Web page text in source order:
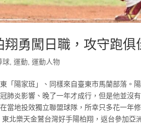
勇闖日職，攻守跑
球 ,運動 ,運動人物
「陽家班」、同樣來自臺東市馬蘭部落。
肺炎影響、晚了一年才成行，但是他並沒
當地投效獨立聯盟球隊，所幸只多花一年
北樂天金鷲台灣好手陽柏翔，返台參加亞